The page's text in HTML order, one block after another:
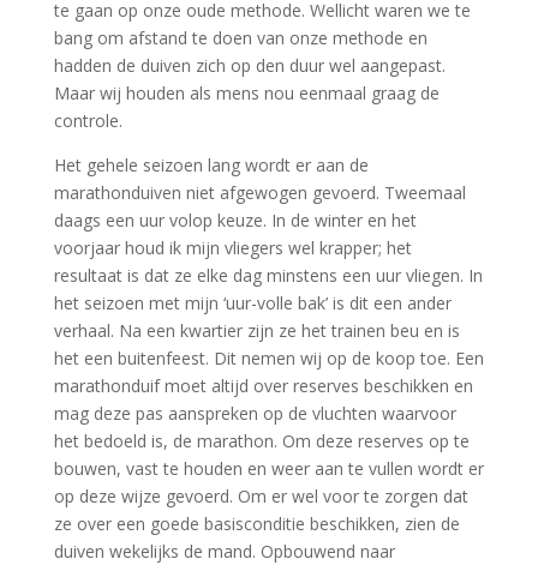
te gaan op onze oude methode. Wellicht waren we te
bang om afstand te doen van onze methode en
hadden de duiven zich op den duur wel aangepast.
Maar wij houden als mens nou eenmaal graag de
controle.
Het gehele seizoen lang wordt er aan de
marathonduiven niet afgewogen gevoerd. Tweemaal
daags een uur volop keuze. In de winter en het
voorjaar houd ik mijn vliegers wel krapper; het
resultaat is dat ze elke dag minstens een uur vliegen. In
het seizoen met mijn ‘uur-volle bak’ is dit een ander
verhaal. Na een kwartier zijn ze het trainen beu en is
het een buitenfeest. Dit nemen wij op de koop toe. Een
marathonduif moet altijd over reserves beschikken en
mag deze pas aanspreken op de vluchten waarvoor
het bedoeld is, de marathon. Om deze reserves op te
bouwen, vast te houden en weer aan te vullen wordt er
op deze wijze gevoerd. Om er wel voor te zorgen dat
ze over een goede basisconditie beschikken, zien de
duiven wekelijks de mand. Opbouwend naar